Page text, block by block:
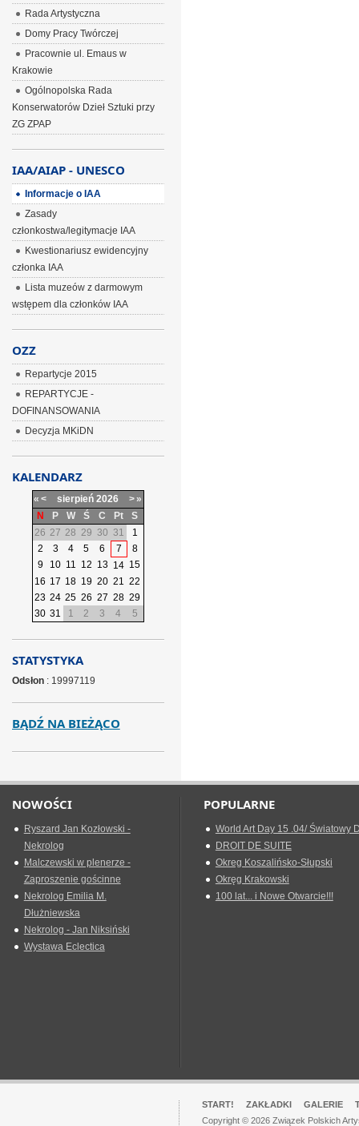
Rada Artystyczna
Domy Pracy Twórczej
Pracownie ul. Emaus w
Krakowie
Ogólnopolska Rada
Konserwatorów Dzieł Sztuki przy
ZG ZPAP
IAA/AIAP - UNESCO
Informacje o IAA
Zasady
członkostwa/legitymacje IAA
Kwestionariusz ewidencyjny
członka IAA
Lista muzeów z darmowym
wstępem dla członków IAA
OZZ
Repartycje 2015
REPARTYCJE -
DOFINANSOWANIA
Decyzja MKiDN
KALENDARZ
« < sierpień 2026 >»
N
P W Ś C Pt
S
26 27 28 29 30 31
1
2
3 4 5 6 7
8
9
10 11 12 13 14 15
16 17 18 19 20 21 22
23 24 25 26 27 28 29
30 31 1 2 3 4 5
STATYSTYKA
Odsłon: 19997119
BĄDŹ NA BIEŻĄCO
NOWOŚCI
Ryszard Jan Kozłowski -
Nekrolog
Malczewski w plenerze -
Zaproszenie gościnne
Nekrolog Emilia M.
Dłużniewska
Nekrolog - Jan Niksiński
Wystawa Eclectica
POPULARNE
World Art Day 15 .04/ Światowy
DROIT DE SUITE
Okreg Koszalińsko-Słupski
Okręg Krakowski
100 lat... i Nowe Otwarcie!!!
START! ZAKŁADKI GALERIE
Copyright © 2026 Związek Polskich